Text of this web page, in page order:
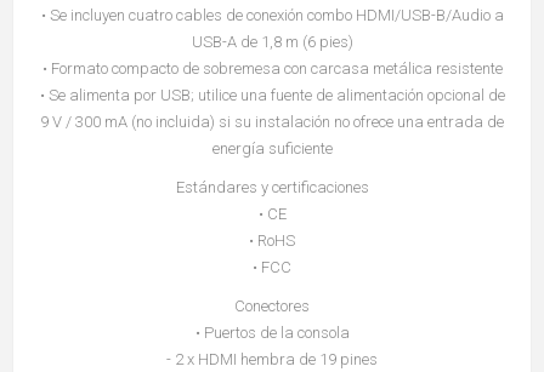
• Se incluyen cuatro cables de conexión combo HDMI/USB-B/Audio a
USB-A de 1,8 m (6 pies)
• Formato compacto de sobremesa con carcasa metálica resistente
• Se alimenta por USB; utilice una fuente de alimentación opcional de
9 V / 300 mA (no incluida) si su instalación no ofrece una entrada de
energía suficiente
Estándares y certificaciones
• CE
• RoHS
• FCC
Conectores
• Puertos de la consola
- 2 x HDMI hembra de 19 pines